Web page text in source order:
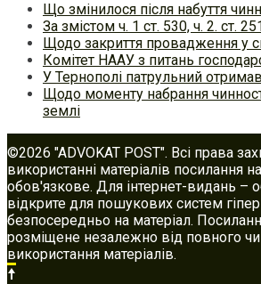
Що змінилося після набуття
За змістом ч. 1 ст. 530, ч. 2. ст.
Щодо закриття провадження у
Комітет НААУ з питань
У Тернополі патрульний
Щодо моменту набрання
землі
©2026 "ADVOKAT POST". Всі права
використанні матеріалів посилання
обов'язкове. Для інтернет-видань –
відкрите для пошукових систем
безпосередньо на матеріал.
розміщене незалежно від повного
використання матеріалів.